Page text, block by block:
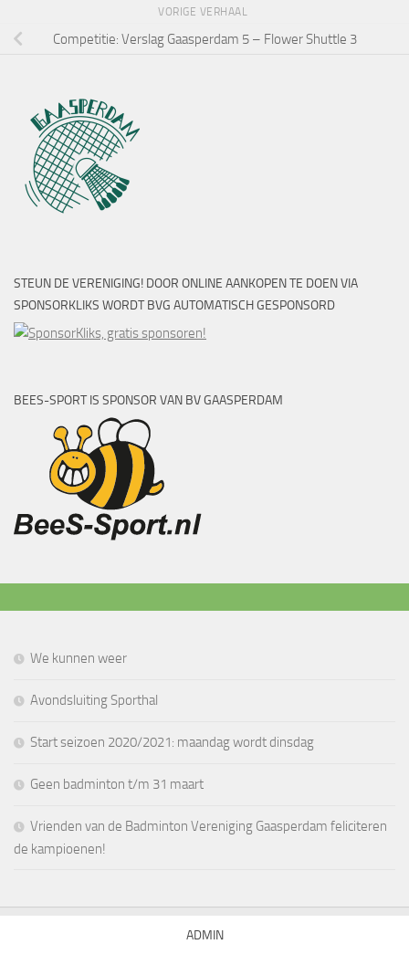
VORIGE VERHAAL
Competitie: Verslag Gaasperdam 5 – Flower Shuttle 3
STEUN DE VERENIGING! DOOR ONLINE AANKOPEN TE DOEN VIA
SPONSORKLIKS WORDT BVG AUTOMATISCH GESPONSORD
BEES-SPORT IS SPONSOR VAN BV GAASPERDAM
We kunnen weer
Avondsluiting Sporthal
Start seizoen 2020/2021: maandag wordt dinsdag
Geen badminton t/m 31 maart
Vrienden van de Badminton Vereniging Gaasperdam feliciteren
de kampioenen!
ADMIN